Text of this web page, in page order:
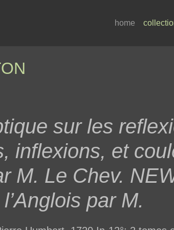
home
sur les
inflexions, et
M. Le Chev.
par M.